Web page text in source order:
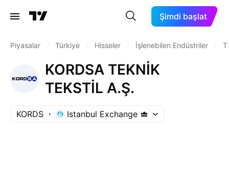
Şimdi başlat
Piyasalar Türkiye Hisseler İşlenebilen Endüstriler
KORDSA TEKNİK
TEKSTİL A.Ş.
KORDS Istanbul Exchange